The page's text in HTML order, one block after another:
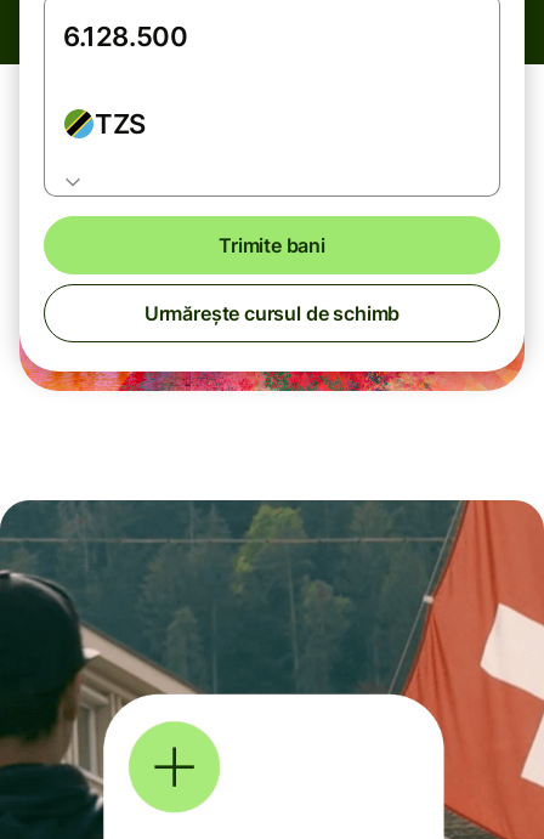
TZS
Trimite bani
Urmărește cursul de schimb